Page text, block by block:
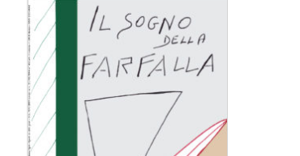
Aggiungi
alla lista
dei
desideri